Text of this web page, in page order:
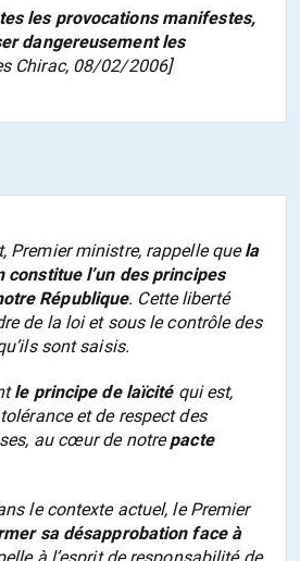
les provocations manifestes,
dangereusement les
Chirac, 08/02/2006]
Premier ministre, rappelle quela
constitue l’un des principes
République. Cette liberté
de la loi et sous le contrôle des
sont saisis.
le principe de laïcitéqui est,
et de respect des
au cœur de notrepacte
le contexte actuel, le Premier
sa désapprobation face à